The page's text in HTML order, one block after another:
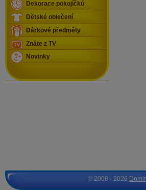
Dekorace pokojíčků
Dětské oblečení
Dárkové předměty
Znáte z TV
Novinky
© 2008 - 2026